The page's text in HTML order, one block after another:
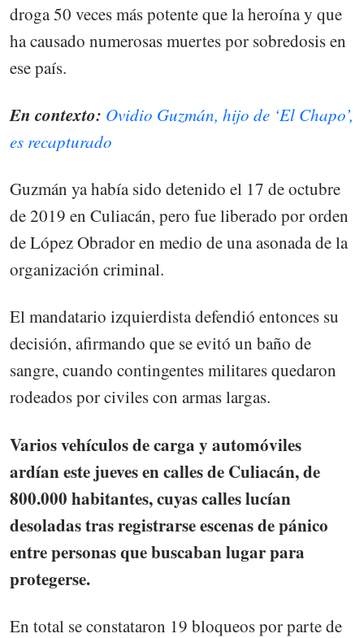
droga 50 veces más potente que la heroína y que
ha causado numerosas muertes por sobredosis en
ese país.
En contexto: Ovidio Guzmán, hijo de ‘El Chapo’,
es recapturado
Guzmán ya había sido detenido el 17 de octubre
de 2019 en Culiacán, pero fue liberado por orden
de López Obrador en medio de una asonada de la
organización criminal.
El mandatario izquierdista defendió entonces su
decisión, afirmando que se evitó un baño de
sangre, cuando contingentes militares quedaron
rodeados por civiles con armas largas.
Varios vehículos de carga y automóviles
ardían este jueves en calles de Culiacán, de
800.000 habitantes, cuyas calles lucían
desoladas tras registrarse escenas de pánico
entre personas que buscaban lugar para
protegerse.
En total se constataron 19 bloqueos por parte de